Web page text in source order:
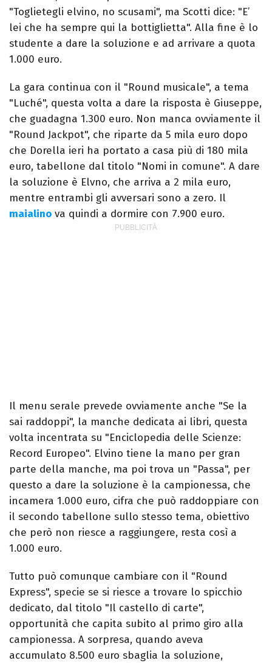
"Toglietegli elvino, no scusami", ma Scotti dice: "E’
lei che ha sempre qui la bottiglietta". Alla fine è lo
studente a dare la soluzione e ad arrivare a quota
1.000 euro.
La gara continua con il "Round musicale", a tema
"Luché", questa volta a dare la risposta è Giuseppe,
che guadagna 1.300 euro. Non manca ovviamente il
"Round Jackpot", che riparte da 5 mila euro dopo
che Dorella ieri ha portato a casa più di 180 mila
euro, tabellone dal titolo "Nomi in comune". A dare
la soluzione è Elvno, che arriva a 2 mila euro,
mentre entrambi gli avversari sono a zero. Il
maialino va quindi a dormire con 7.900 euro.
Il menu serale prevede ovviamente anche "Se la
sai raddoppi", la manche dedicata ai libri, questa
volta incentrata su "Enciclopedia delle Scienze:
Record Europeo". Elvino tiene la mano per gran
parte della manche, ma poi trova un "Passa", per
questo a dare la soluzione è la campionessa, che
incamera 1.000 euro, cifra che può raddoppiare con
il secondo tabellone sullo stesso tema, obiettivo
che però non riesce a raggiungere, resta così a
1.000 euro.
Tutto può comunque cambiare con il "Round
Express", specie se si riesce a trovare lo spicchio
dedicato, dal titolo "Il castello di carte",
opportunità che capita subito al primo giro alla
campionessa. A sorpresa, quando aveva
accumulato 8.500 euro sbaglia la soluzione,